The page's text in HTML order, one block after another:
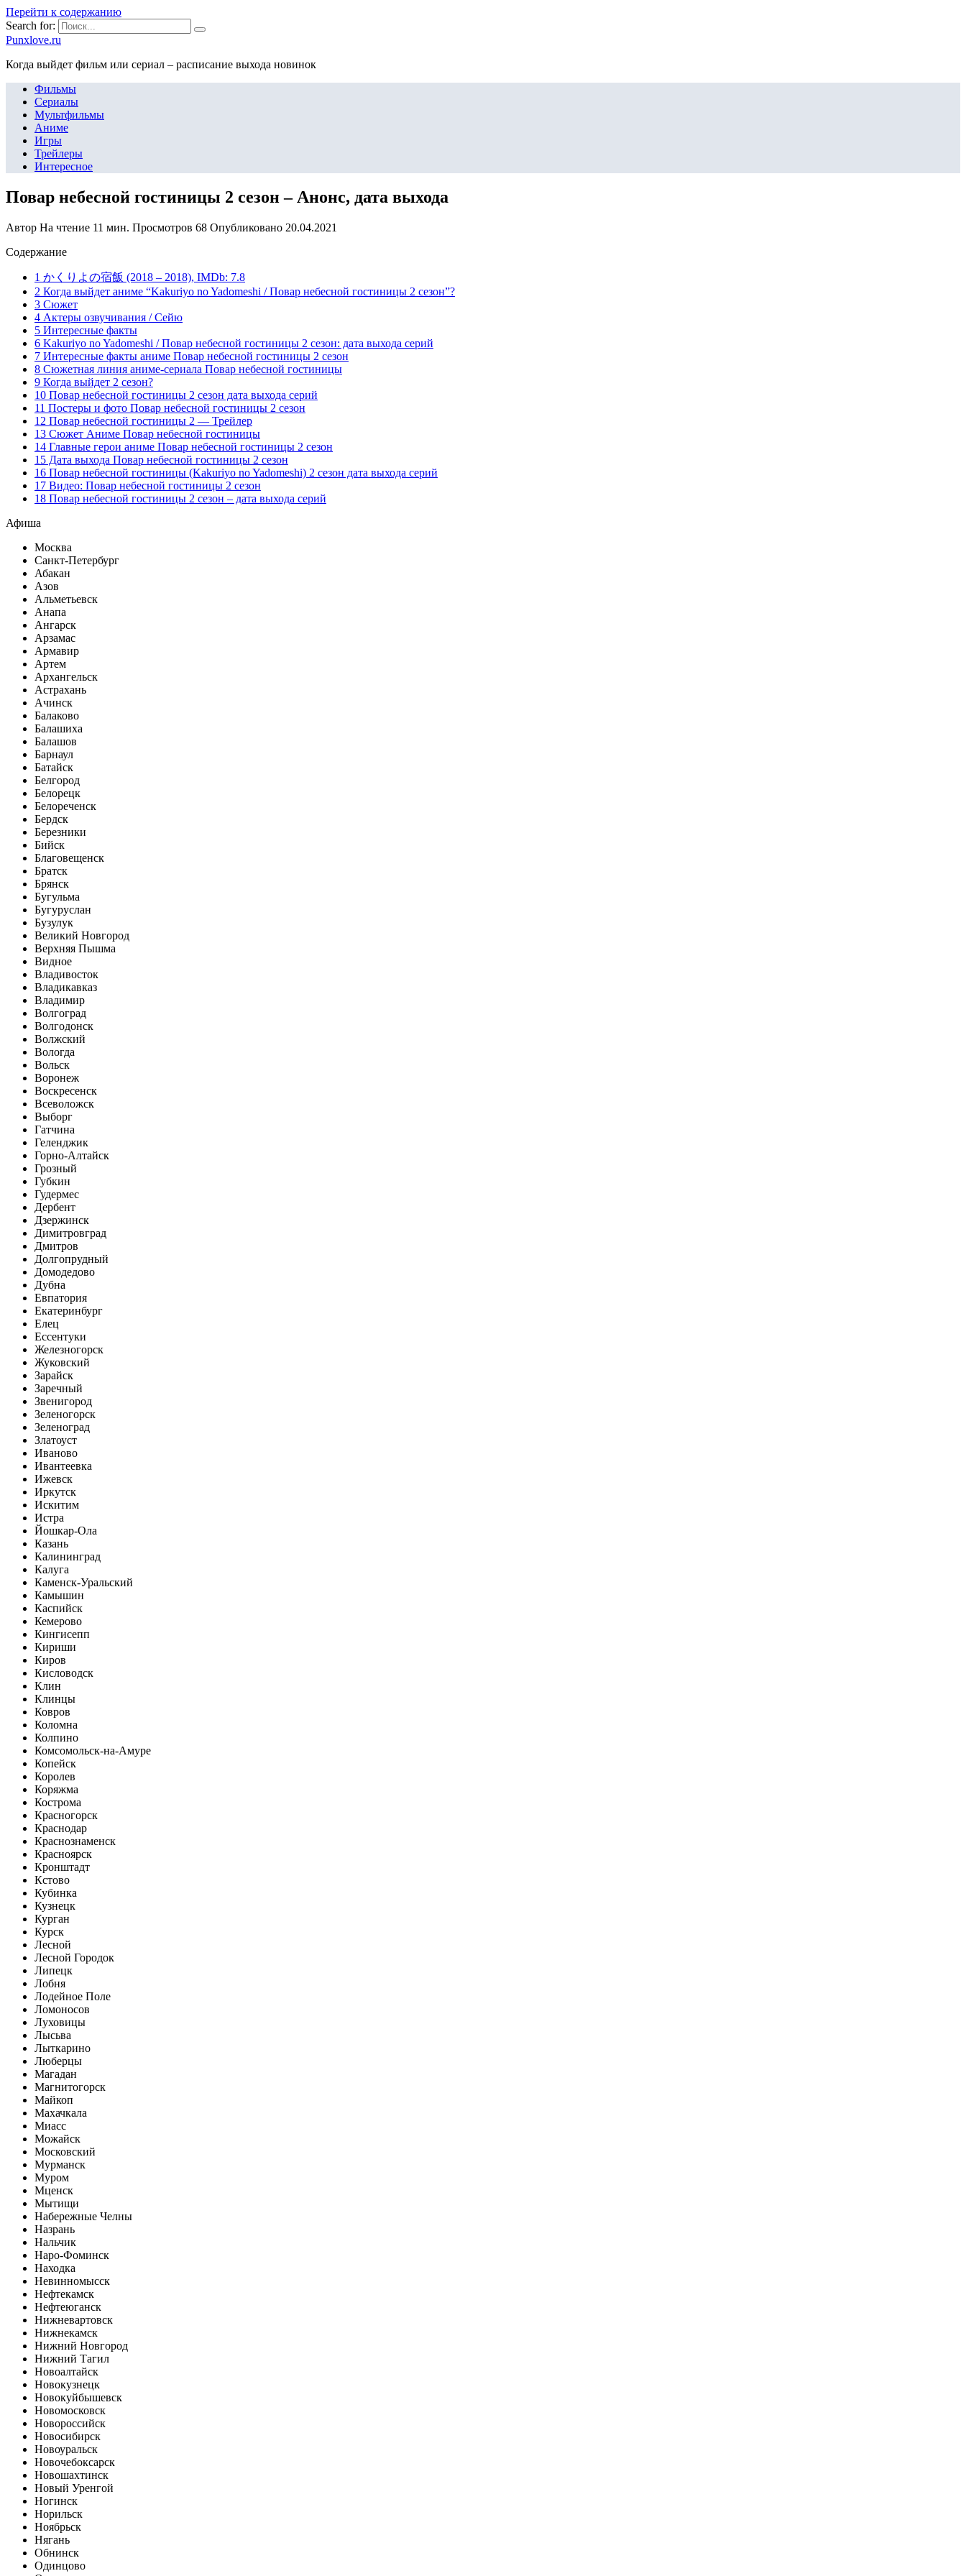
Перейти к содержанию
Search for:
Punxlove.ru
Когда выйдет фильм или сериал – расписание выхода новинок
Фильмы
Сериалы
Мультфильмы
Аниме
Игры
Трейлеры
Интересное
Повар небесной гостиницы 2 сезон – Анонс, дата выхода
Автор На чтение 11 мин. Просмотров 68 Опубликовано 20.04.2021
Содержание
1 かくりよの宿飯 (2018 – 2018), IMDb: 7.8
2 Когда выйдет аниме “Kakuriyo no Yadomeshi / Повар небесной гостиницы 2 сезон”?
3 Сюжет
4 Актеры озвучивания / Сейю
5 Интересные факты
6 Kakuriyo no Yadomeshi / Повар небесной гостиницы 2 сезон: дата выхода серий
7 Интересные факты аниме Повар небесной гостиницы 2 сезон
8 Сюжетная линия аниме-сериала Повар небесной гостиницы
9 Когда выйдет 2 сезон?
10 Повар небесной гостиницы 2 сезон дата выхода серий
11 Постеры и фото Повар небесной гостиницы 2 сезон
12 Повар небесной гостиницы 2 — Трейлер
13 Сюжет Аниме Повар небесной гостиницы
14 Главные герои аниме Повар небесной гостиницы 2 сезон
15 Дата выхода Повар небесной гостиницы 2 сезон
16 Повар небесной гостиницы (Kakuriyo no Yadomeshi) 2 сезон дата выхода серий
17 Видео: Повар небесной гостиницы 2 сезон
18 Повар небесной гостиницы 2 сезон – дата выхода серий
Афиша
Москва
Санкт-Петербург
Абакан
Азов
Альметьевск
Анапа
Ангарск
Арзамас
Армавир
Артем
Архангельск
Астрахань
Ачинск
Балаково
Балашиха
Балашов
Барнаул
Батайск
Белгород
Белорецк
Белореченск
Бердск
Березники
Бийск
Благовещенск
Братск
Брянск
Бугульма
Бугуруслан
Бузулук
Великий Новгород
Верхняя Пышма
Видное
Владивосток
Владикавказ
Владимир
Волгоград
Волгодонск
Волжский
Вологда
Вольск
Воронеж
Воскресенск
Всеволожск
Выборг
Гатчина
Геленджик
Горно-Алтайск
Грозный
Губкин
Гудермес
Дербент
Дзержинск
Димитровград
Дмитров
Долгопрудный
Домодедово
Дубна
Евпатория
Екатеринбург
Елец
Ессентуки
Железногорск
Жуковский
Зарайск
Заречный
Звенигород
Зеленогорск
Зеленоград
Златоуст
Иваново
Ивантеевка
Ижевск
Иркутск
Искитим
Истра
Йошкар-Ола
Казань
Калининград
Калуга
Каменск-Уральский
Камышин
Каспийск
Кемерово
Кингисепп
Кириши
Киров
Кисловодск
Клин
Клинцы
Ковров
Коломна
Колпино
Комсомольск-на-Амуре
Копейск
Королев
Коряжма
Кострома
Красногорск
Краснодар
Краснознаменск
Красноярск
Кронштадт
Кстово
Кубинка
Кузнецк
Курган
Курск
Лесной
Лесной Городок
Липецк
Лобня
Лодейное Поле
Ломоносов
Луховицы
Лысьва
Лыткарино
Люберцы
Магадан
Магнитогорск
Майкоп
Махачкала
Миасс
Можайск
Московский
Мурманск
Муром
Мценск
Мытищи
Набережные Челны
Назрань
Нальчик
Наро-Фоминск
Находка
Невинномысск
Нефтекамск
Нефтеюганск
Нижневартовск
Нижнекамск
Нижний Новгород
Нижний Тагил
Новоалтайск
Новокузнецк
Новокуйбышевск
Новомосковск
Новороссийск
Новосибирск
Новоуральск
Новочебоксарск
Новошахтинск
Новый Уренгой
Ногинск
Норильск
Ноябрьск
Нягань
Обнинск
Одинцово